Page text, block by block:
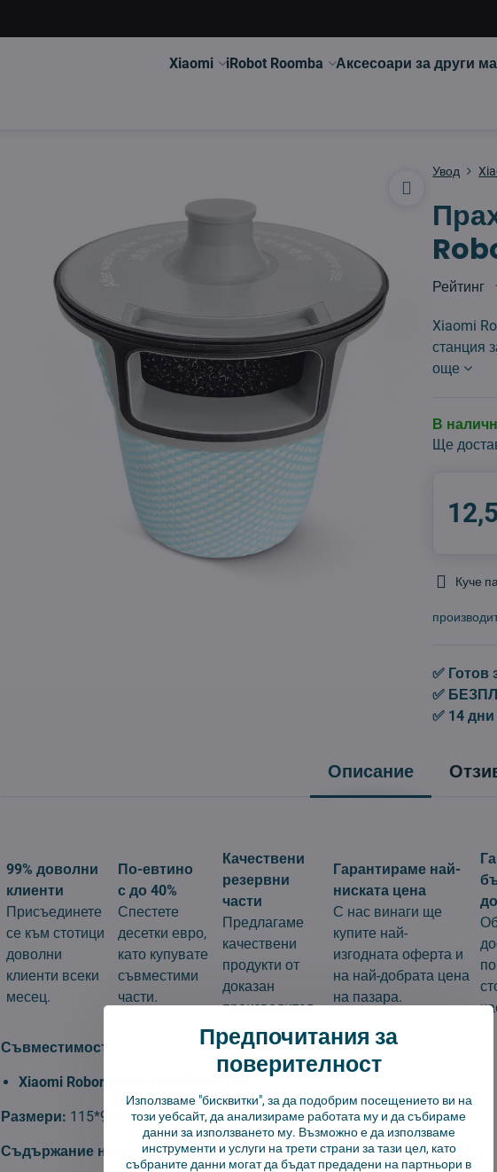
Xiaomi iRobot Roomba Аксесоари за други
Увод
Рейтинг
Xiaomi
станция
още
В
Ще
Куче
✅ Готов
✅
✅ 14
Описание
99% доволни
клиенти
Присъединете
се към стотици
доволни
клиенти всеки
месец.
По-евтино
с до 40%
Спестете
десетки евро,
като купувате
съвместими
части.
Качествени
резервни
части
Предлагаме
качествени
продукти от
доказан
производител.
Гарантираме най-
ниската цена
С нас винаги ще
купите най-
изгодната оферта и
на най-добрата цена
на пазара.
Съвместимост:
Xiaomi Roborock S7 G10 T7S PLUS
Размери: 115*98 мм
Съдържание на опаковката:1 бр
Предпочитания за
поверителност
Използваме "бисквитки", за да подобрим посещението ви на
този уебсайт, да анализираме работата му и да събираме
данни за използването му. Възможно е да използваме
инструменти и услуги на трети страни за тази цел, като
събраните данни могат да бъдат предадени на партньори в